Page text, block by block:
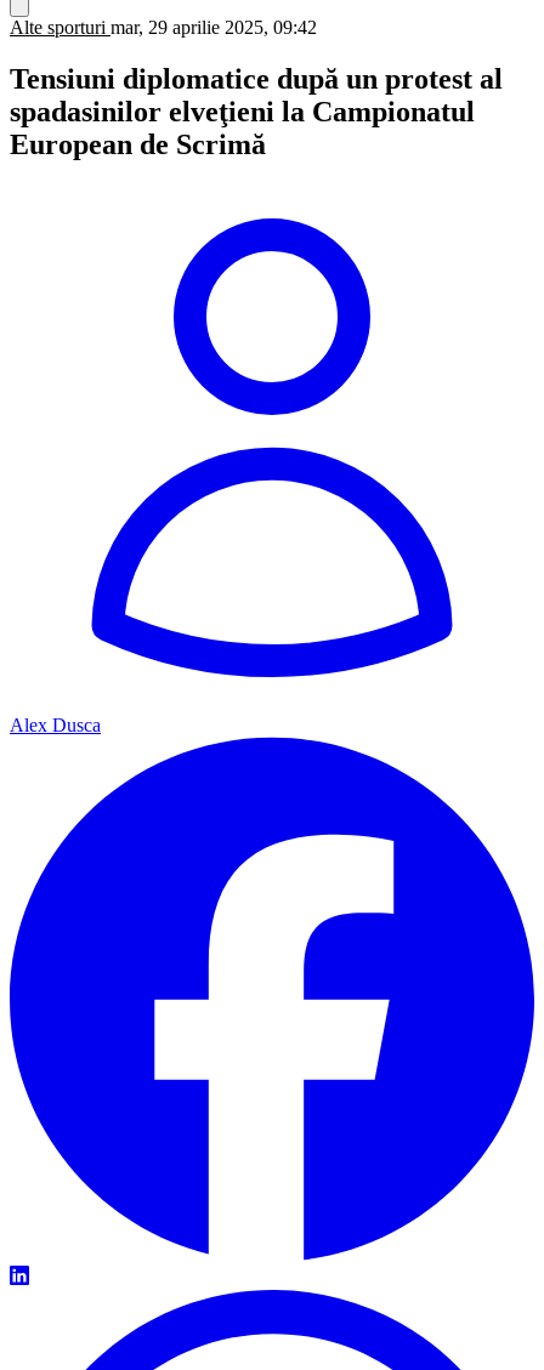
Alte sporturi mar, 29 aprilie 2025, 09:42
Tensiuni diplomatice după un protest al
spadasinilor elveţieni la Campionatul
European de Scrimă
Alex Dusca